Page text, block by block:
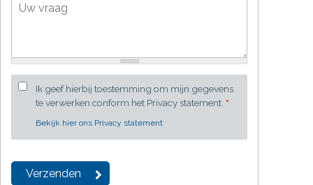
Ik geef hierbij toestemming om mijn gegevens
te verwerken conform het Privacy statement. *
Bekijk hier ons Privacy statement